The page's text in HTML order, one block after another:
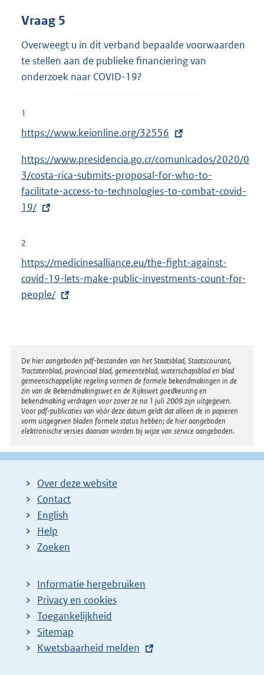
Vraag 5
Overweegt u in dit verband bepaalde voorwaarden
te stellen aan de publieke financiering van
onderzoek naar COVID-19?
1
E
t
e
r
n
l
i
n
k
https://www.keionline.org/32556
E
x
t
e
n
l
i
n
https://www.presidencia.go.cr/comunicados/2020/0
3/costa-rica-submits-proposal-for-who-to-
facilitate-access-to-technologies-to-combat-covid-
19/
2
E
x
t
e
l
i
n
k
:
https://medicinesalliance.eu/the-fight-against-
covid-19-lets-make-public-investments-count-for-
people/
Disclaimer
De hier aangeboden pdf-bestanden van het Staatsblad, Staatscourant,
Tractatenblad, provinciaal blad, gemeenteblad, waterschapsblad en blad
gemeenschappelijke regeling vormen de formele bekendmakingen in de
zin van de Bekendmakingswet en de Rijkswet goedkeuring en
bekendmaking verdragen voor zover ze na 1 juli 2009 zijn uitgegeven.
Voor pdf-publicaties van vóór deze datum geldt dat alleen de in papieren
vorm uitgegeven bladen formele status hebben; de hier aangeboden
elektronische versies daarvan worden bij wijze van service aangeboden.
Over deze website
Contact
English
Help
Zoeken
Informatie hergebruiken
Privacy en cookies
Toegankelijkheid
Sitemap
E
Kwetsbaarheid melden